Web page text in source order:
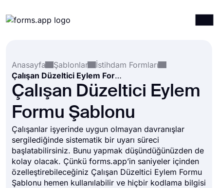
Entegrasyonlar
Şablonlar
Kaynaklar
Anasayfa
Şablonlar
İstihdam Formları
Çalışan Düzeltici Eylem Formu Şablonu
Çalışan Düzeltici Eylem
Formu Şablonu
Çalışanlar işyerinde uygun olmayan davranışlar
sergilediğinde sistematik bir uyarı süreci
başlatabilirsiniz. Bunu yapmak düşündüğünüzden de
kolay olacak. Çünkü forms.app’in saniyeler içinden
özelleştirebileceğiniz Çalışan Düzeltici Eylem Formu
Şablonu hemen kullanılabilir ve hiçbir kodlama bilgisi